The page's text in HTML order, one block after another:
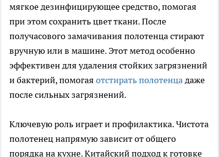
мягкое дезинфицирующее средство, помогая
при этом сохранить цвет ткани. После
получасового замачивания полотенца стирают
вручную или в машине. Этот метод особенно
эффективен для удаления стойких загрязнений
и бактерий, помогая отстирать полотенцадаже
после сильных загрязнений.
Ключевую роль играет и профилактика. Чистота
полотенец напрямую зависит от общего
порядка на кухне. Китайский подход к готовке